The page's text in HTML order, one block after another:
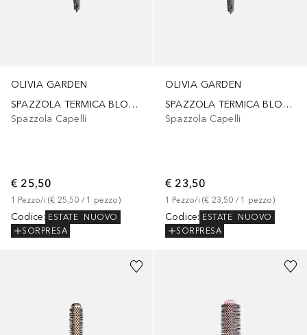
OLIVIA GARDEN
SPAZZOLA TERMICA BLOWOUT HEAT NYLGARD 45mm
Spazzola Capelli
€ 25,50
1 Pezzo/i (€ 25,50 / 1 pezzo)
Codice: ESTATE
NUOVO
SORPRESA
OLIVIA GARDEN
SPAZZOLA TERMICA BLOWOUT HEAT NYLGARD 35mm
Spazzola Capelli
€ 23,50
1 Pezzo/i (€ 23,50 / 1 pezzo)
Codice: ESTATE
NUOVO
SORPRESA